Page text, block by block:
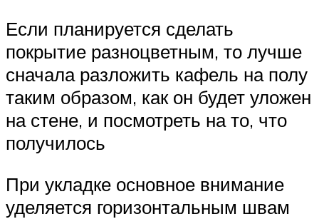
Если планируется сделать
покрытие разноцветным, то лучше
сначала разложить кафель на полу
таким образом, как он будет уложен
на стене, и посмотреть на то, что
получилось
При укладке основное внимание
уделяется горизонтальным швам